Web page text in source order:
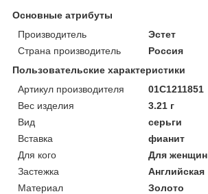
Основные атрибуты
Производитель
Эстет
Страна производитель
Россия
Пользовательские характеристики
Артикул производителя
01С1211851
Вес изделия
3.21 г
Вид
серьги
Вставка
фианит
Для кого
Для женщин
Застежка
Английская
Материал
Золото